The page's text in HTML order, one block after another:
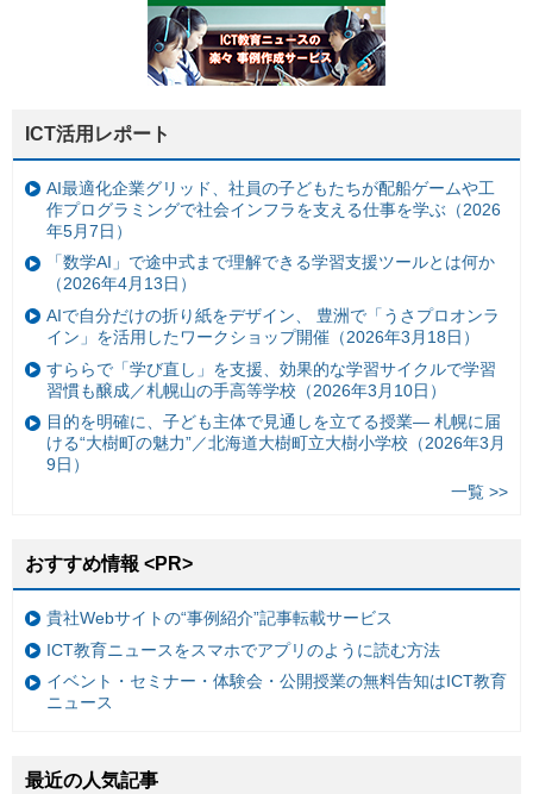
ICT活用レポート
AI最適化企業グリッド、社員の子どもたちが配船ゲームや工
作プログラミングで社会インフラを支える仕事を学ぶ（2026
年5月7日）
「数学AI」で途中式まで理解できる学習支援ツールとは何か
（2026年4月13日）
AIで自分だけの折り紙をデザイン、 豊洲で「うさプロオンラ
イン」を活用したワークショップ開催（2026年3月18日）
すららで「学び直し」を支援、効果的な学習サイクルで学習
習慣も醸成／札幌山の手高等学校（2026年3月10日）
目的を明確に、子ども主体で見通しを立てる授業— 札幌に届
ける“大樹町の魅力”／北海道大樹町立大樹小学校（2026年3月
9日）
一覧 >>
おすすめ情報 <PR>
貴社Webサイトの“事例紹介”記事転載サービス
ICT教育ニュースをスマホでアプリのように読む方法
イベント・セミナー・体験会・公開授業の無料告知はICT教育
ニュース
最近の人気記事